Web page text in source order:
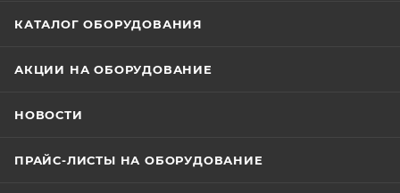
КАТАЛОГ ОБОРУДОВАНИЯ
АКЦИИ НА ОБОРУДОВАНИЕ
НОВОСТИ
ПРАЙС-ЛИСТЫ НА ОБОРУДОВАНИЕ